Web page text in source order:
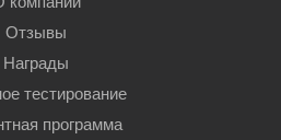
Отзывы
Награды
тестирование
программа